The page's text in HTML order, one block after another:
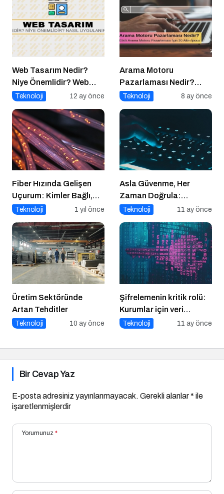
Web Tasarım Nedir?
Niye Önemlidir? Web
Tasarım Nasıl Yapılır?
Teknoloji 12 ay önce
Arama Motoru
Pazarlaması Nedir?
Etkili Arama Motoru
Altın İpucu
Teknoloji 8 ay önce
Fiber Hızında Gelişen
Uçurum: Kimler Bağlı,
Kimler Dışarıda
Teknoloji 1 yıl önce
Asla Güvenme, Her
Zaman Doğrula:
Şirketler İçin Parola
Teknoloji 11 ay önce
Üretim Sektöründe
Artan Tehditler
Teknoloji 10 ay önce
Şifrelemenin kritik rolü:
Kurumlar için veri
güvenliğinin temel
Teknoloji 11 ay önce
Bir Cevap Yaz
E-posta adresiniz yayınlanmayacak. Gerekli alanlar* ile
işaretlenmişlerdir
Yorumunuz *